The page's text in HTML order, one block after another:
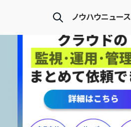
ノウハウニュース